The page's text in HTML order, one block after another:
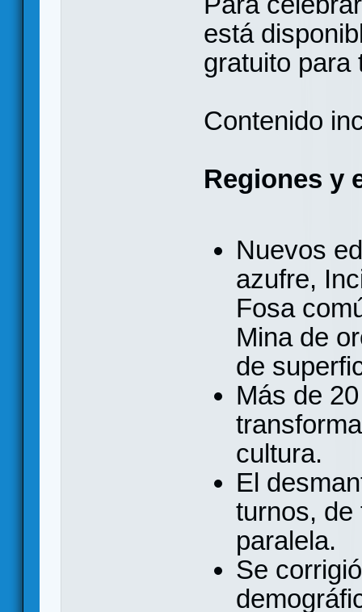
está
gratuito para
Contenido
Regiones y
Nuevos
azufre,
Fosa
Mina de
de
Más de
cultura.
El
turnos, de
paralela.
Se